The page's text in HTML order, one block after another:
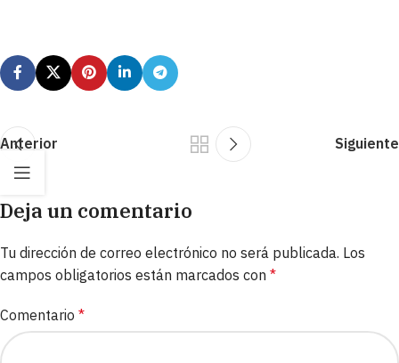
Anterior Siguiente
Deja un comentario
Tu dirección de correo electrónico no será publicada. Los
campos obligatorios están marcados con *
Comentario *